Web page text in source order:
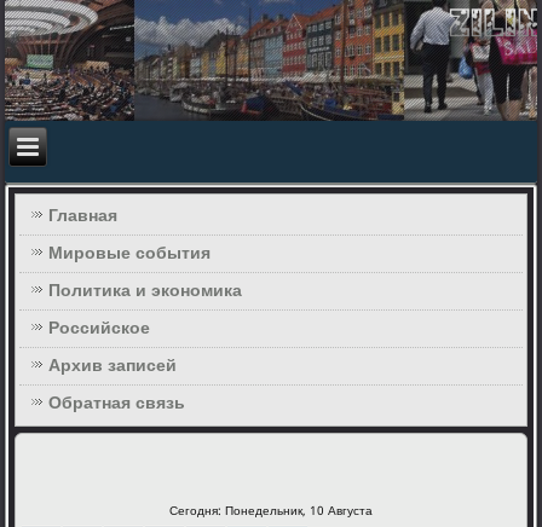
Главная
Мировые события
Политика и экономика
Российское
Архив записей
Обратная связь
Сегодня: Понедельник, 10 Августа